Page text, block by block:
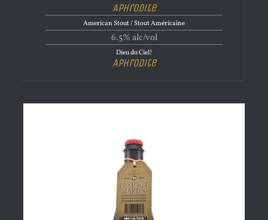
Aphrodite
American Stout / Stout Américaine
6.5% alc/vol
Dieu du Ciel!
Aphrodite